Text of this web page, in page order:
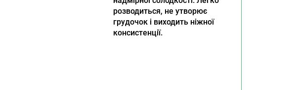
розводиться, не утворює
грудочок і виходить ніжної
консистенції.